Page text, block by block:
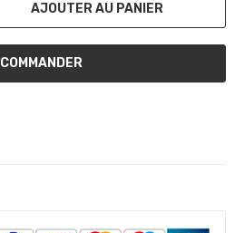
AJOUTER AU PANIER
COMMANDER